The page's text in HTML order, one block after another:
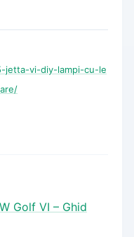
jetta-vi-diy-lampi-cu-le
Golf VI – Ghid